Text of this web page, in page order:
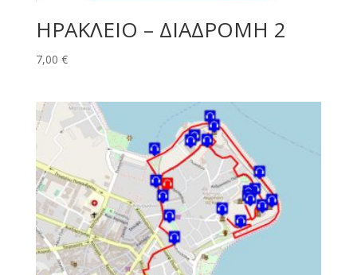
ΗΡΑΚΛΕΙΟ – ΔΙΑΔΡΟΜΗ 2
7,00 €